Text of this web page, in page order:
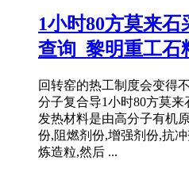
1小时80方莫来
查询_黎明重工石
回转窑的热工制度会变得
分子复合导1小时80方莫
发热材料是由高分子有机
份,阻燃剂份,增强剂份,抗
炼造粒,然后 ...